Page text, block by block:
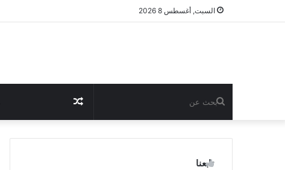
السبت, أغسطس 8 2026
بحث
عن عشوائي
تابعنا